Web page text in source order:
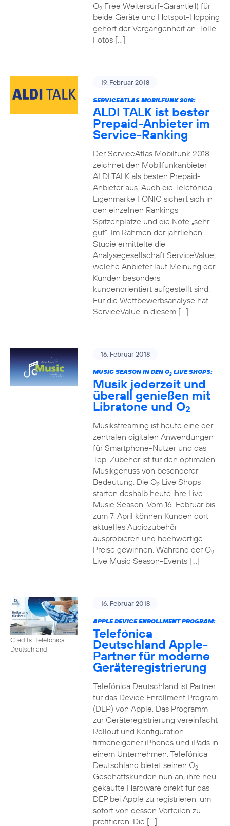
O2Free Weitersurf-Garantie1) für
beide Geräte und Hotspot-Hopping
gehört der Vergangenheit an. Tolle
Fotos […]
19. Februar 2018
SERVICEATLAS MOBILFUNK 2018:
ALDI TALK ist bester
Prepaid-Anbieter im
Service-Ranking
Der ServiceAtlas Mobilfunk 2018
zeichnet den Mobilfunkanbieter
ALDI TALK als besten Prepaid-
Anbieter aus. Auch die Telefónica-
Eigenmarke FONIC sichert sich in
den einzelnen Rankings
Spitzenplätze und die Note „sehr
gut“. Im Rahmen der jährlichen
Studie ermittelte die
Analysegesellschaft ServiceValue,
welche Anbieter laut Meinung der
Kunden besonders
kundenorientiert aufgestellt sind.
Für die Wettbewerbsanalyse hat
ServiceValue in diesem […]
16. Februar 2018
MUSIC SEASON IN DEN O2LIVE SHOPS:
Musik jederzeit und
überall genießen mit
Libratone und O2
Musikstreaming ist heute eine der
zentralen digitalen Anwendungen
für Smartphone-Nutzer und das
Top-Zubehör ist für den optimalen
Musikgenuss von besonderer
Bedeutung. Die O2Live Shops
starten deshalb heute ihre Live
Music Season. Vom 16. Februar bis
zum 7. April können Kunden dort
aktuelles Audiozubehör
ausprobieren und hochwertige
Preise gewinnen. Während der O2
Live Music Season-Events […]
Credits: Telefónica
Deutschland
16. Februar 2018
APPLE DEVICE ENROLLMENT PROGRAM:
Telefónica
Deutschland Apple-
Partner für moderne
Geräteregistrierung
Telefónica Deutschland ist Partner
für das Device Enrollment Program
(DEP) von Apple. Das Programm
zur Geräteregistrierung vereinfacht
Rollout und Konfiguration
firmeneigener iPhones und iPads in
einem Unternehmen. Telefónica
Deutschland bietet seinen O2
Geschäftskunden nun an, ihre neu
gekaufte Hardware direkt für das
DEP bei Apple zu registrieren, um
sofort von dessen Vorteilen zu
profitieren. Die […]